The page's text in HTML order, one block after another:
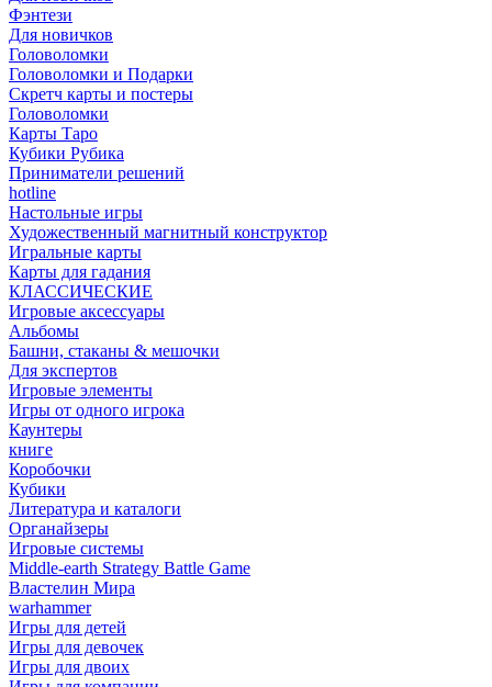
Фэнтези
Для новичков
Головоломки
Головоломки и Подарки
Cкретч карты и постеры
Головоломки
Карты Таро
Кубики Рубика
Приниматели решений
hotline
Настольные игры
Художественный магнитный конструктор
Игральные карты
Карты для гадания
КЛАССИЧЕСКИЕ
Игровые аксессуары
Альбомы
Башни, стаканы & мешочки
Для экспертов
Игровые элементы
Игры от одного игрока
Каунтеры
книге
Коробочки
Кубики
Литература и каталоги
Органайзеры
Игровые системы
Middle-earth Strategy Battle Game
Властелин Мира
warhammer
Игры для детей
Игры для девочек
Игры для двоих